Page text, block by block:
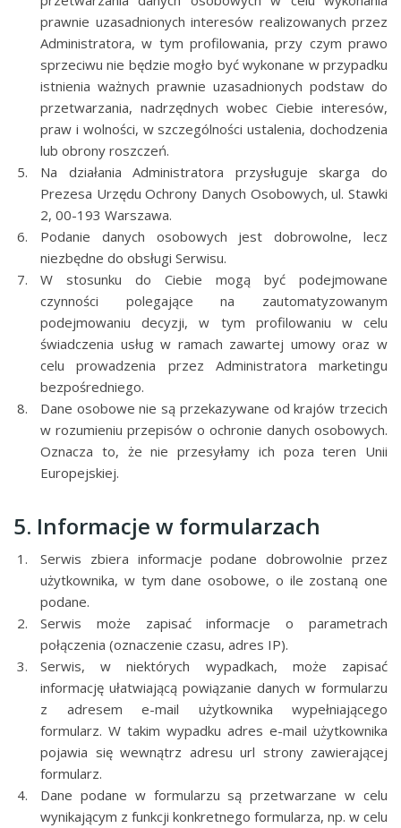
prawnie uzasadnionych interesów realizowanych przez
Administratora, w tym profilowania, przy czym prawo
sprzeciwu nie będzie mogło być wykonane w przypadku
istnienia ważnych prawnie uzasadnionych podstaw do
przetwarzania, nadrzędnych wobec Ciebie interesów,
praw i wolności, w szczególności ustalenia, dochodzenia
lub obrony roszczeń.
Na działania Administratora przysługuje skarga do
Prezesa Urzędu Ochrony Danych Osobowych, ul. Stawki
2, 00-193 Warszawa.
Podanie danych osobowych jest dobrowolne, lecz
niezbędne do obsługi Serwisu.
W stosunku do Ciebie mogą być podejmowane
czynności polegające na zautomatyzowanym
podejmowaniu decyzji, w tym profilowaniu w celu
świadczenia usług w ramach zawartej umowy oraz w
celu prowadzenia przez Administratora marketingu
bezpośredniego.
Dane osobowe nie są przekazywane od krajów trzecich
w rozumieniu przepisów o ochronie danych osobowych.
Oznacza to, że nie przesyłamy ich poza teren Unii
Europejskiej.
5. Informacje w formularzach
Serwis zbiera informacje podane dobrowolnie przez
użytkownika, w tym dane osobowe, o ile zostaną one
podane.
Serwis może zapisać informacje o parametrach
połączenia (oznaczenie czasu, adres IP).
Serwis, w niektórych wypadkach, może zapisać
informację ułatwiającą powiązanie danych w formularzu
z adresem e-mail użytkownika wypełniającego
formularz. W takim wypadku adres e-mail użytkownika
pojawia się wewnątrz adresu url strony zawierającej
formularz.
Dane podane w formularzu są przetwarzane w celu
wynikającym z funkcji konkretnego formularza, np. w celu